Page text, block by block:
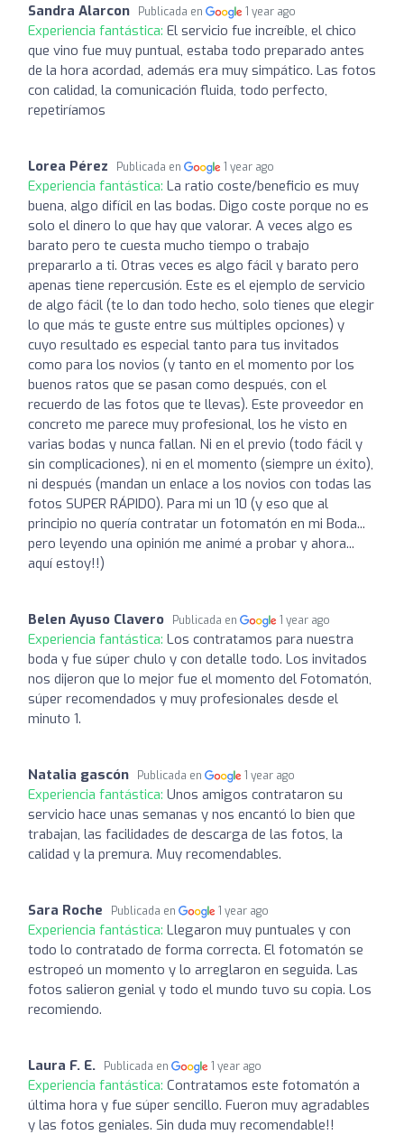
Sandra Alarcon Publicada en 1 year ago
Experiencia fantástica: El servicio fue increíble, el chico
que vino fue muy puntual, estaba todo preparado antes
de la hora acordad, además era muy simpático. Las fotos
con calidad, la comunicación fluida, todo perfecto,
repetiríamos
Lorea Pérez Publicada en 1 year ago
Experiencia fantástica: La ratio coste/beneficio es muy
buena, algo difícil en las bodas. Digo coste porque no es
solo el dinero lo que hay que valorar. A veces algo es
barato pero te cuesta mucho tiempo o trabajo
prepararlo a ti. Otras veces es algo fácil y barato pero
apenas tiene repercusión. Este es el ejemplo de servicio
de algo fácil (te lo dan todo hecho, solo tienes que elegir
lo que más te guste entre sus múltiples opciones) y
cuyo resultado es especial tanto para tus invitados
como para los novios (y tanto en el momento por los
buenos ratos que se pasan como después, con el
recuerdo de las fotos que te llevas). Este proveedor en
concreto me parece muy profesional, los he visto en
varias bodas y nunca fallan. Ni en el previo (todo fácil y
sin complicaciones), ni en el momento (siempre un éxito),
ni después (mandan un enlace a los novios con todas las
fotos SUPER RÁPIDO). Para mi un 10 (y eso que al
principio no quería contratar un fotomatón en mi Boda...
pero leyendo una opinión me animé a probar y ahora...
aquí estoy!!)
Belen Ayuso Clavero Publicada en 1 year ago
Experiencia fantástica: Los contratamos para nuestra
boda y fue súper chulo y con detalle todo. Los invitados
nos dijeron que lo mejor fue el momento del Fotomatón,
súper recomendados y muy profesionales desde el
minuto 1.
Natalia gascón Publicada en 1 year ago
Experiencia fantástica: Unos amigos contrataron su
servicio hace unas semanas y nos encantó lo bien que
trabajan, las facilidades de descarga de las fotos, la
calidad y la premura. Muy recomendables.
Sara Roche Publicada en 1 year ago
Experiencia fantástica: Llegaron muy puntuales y con
todo lo contratado de forma correcta. El fotomatón se
estropeó un momento y lo arreglaron en seguida. Las
fotos salieron genial y todo el mundo tuvo su copia. Los
recomiendo.
Laura F. E. Publicada en 1 year ago
Experiencia fantástica: Contratamos este fotomatón a
última hora y fue súper sencillo. Fueron muy agradables
y las fotos geniales. Sin duda muy recomendable!!